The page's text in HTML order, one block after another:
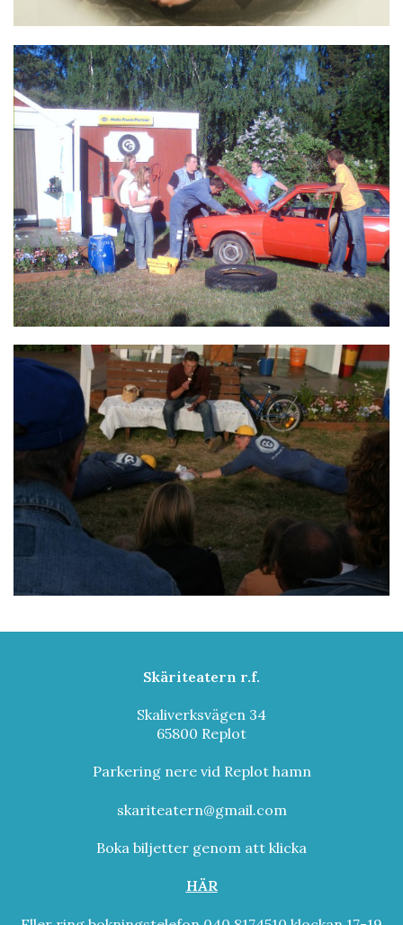
Skäriteatern r.f.
Skaliverksvägen 34
65800 Replot
Parkering nere vid Replot hamn
skariteatern@gmail.com
Boka biljetter genom att klicka
HÄR